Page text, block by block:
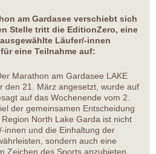
am Gardasee verschiebt sich
Stelle tritt die EditionZero, eine
Läufer/-innen
eine Teilnahme auf:
Marathon am Gardasee LAKE
den 21. März angesetzt, wurde auf
auf das Wochenende vom 2.
der gemeinsamen Entscheidung
North Lake Garda ist nicht
innen und die Einhaltung der
sondern auch eine
Zeichen des Sports anzubieten.